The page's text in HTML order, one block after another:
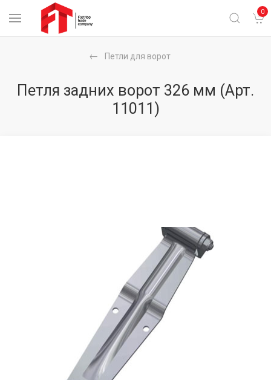
0
Петли для ворот
Петля задних ворот 326 мм (Арт.
11011)